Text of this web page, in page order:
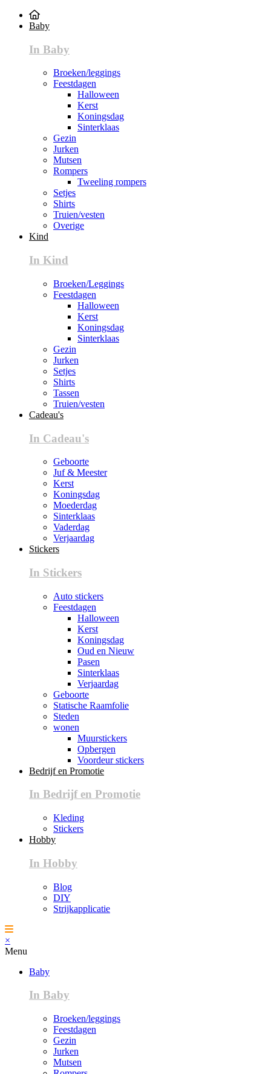
Baby
In Baby
Broeken/leggings
Feestdagen
Halloween
Kerst
Koningsdag
Sinterklaas
Gezin
Jurken
Mutsen
Rompers
Tweeling rompers
Setjes
Shirts
Truien/vesten
Overige
Kind
In Kind
Broeken/Leggings
Feestdagen
Halloween
Kerst
Koningsdag
Sinterklaas
Gezin
Jurken
Setjes
Shirts
Tassen
Truien/vesten
Cadeau's
In Cadeau's
Geboorte
Juf & Meester
Kerst
Koningsdag
Moederdag
Sinterklaas
Vaderdag
Verjaardag
Stickers
In Stickers
Auto stickers
Feestdagen
Halloween
Kerst
Koningsdag
Oud en Nieuw
Pasen
Sinterklaas
Verjaardag
Geboorte
Statische Raamfolie
Steden
wonen
Muurstickers
Opbergen
Voordeur stickers
Bedrijf en Promotie
In Bedrijf en Promotie
Kleding
Stickers
Hobby
In Hobby
Blog
DIY
Strijkapplicatie
×
Menu
Baby
In Baby
Broeken/leggings
Feestdagen
Gezin
Jurken
Mutsen